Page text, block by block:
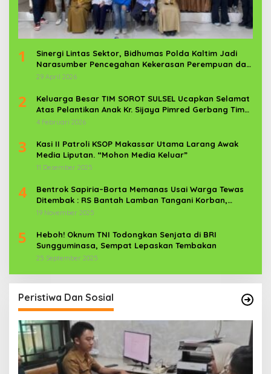
1
Sinergi Lintas Sektor, Bidhumas Polda Kaltim Jadi
Narasumber Pencegahan Kekerasan Perempuan dan
Anak
29 April 2026
2
Keluarga Besar TIM SOROT SULSEL Ucapkan Selamat
Atas Pelantikan Anak Kr. Sijaya Pimred Gerbang Timur
News Com Sebagai Prajurit TNI
4 Februari 2026
3
Kasi II Patroli KSOP Makassar Utama Larang Awak
Media Liputan. “Mohon Media Keluar”
11 Desember 2025
4
Bentrok Sapiria–Borta Memanas Usai Warga Tewas
Ditembak : RS Bantah Lamban Tangani Korban,
Aparat TNI-POLRI Dikerahkan
19 November 2025
5
Heboh! Oknum TNI Todongkan Senjata di BRI
Sungguminasa, Sempat Lepaskan Tembakan
25 September 2025
Peristiwa Dan Sosial